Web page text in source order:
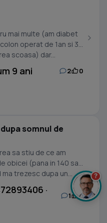
mai multe (am diabet
operat de 1an si 3
scoasa) dar...
9 ani 2 0
somnul de
sa stiu de ce am
obicei (pana in 140 sau
trezesc dupa un...
·
1 0
?